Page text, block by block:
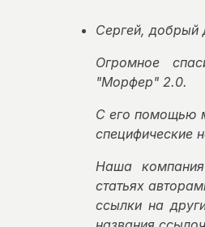
Сергей, добрый
Огромное
"Морфер" 2.0.
С его помощью
специфические
Наша
статьях
ссылки на